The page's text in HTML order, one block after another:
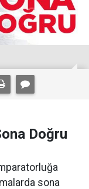
Doğru
sona